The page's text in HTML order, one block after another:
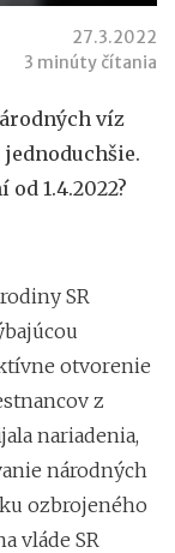
27.3.2022
3 minúty čítania
víz
1.4.2022?
SR
otvorenie
z
nariadenia,
národných
ozbrojeného
vláde SR